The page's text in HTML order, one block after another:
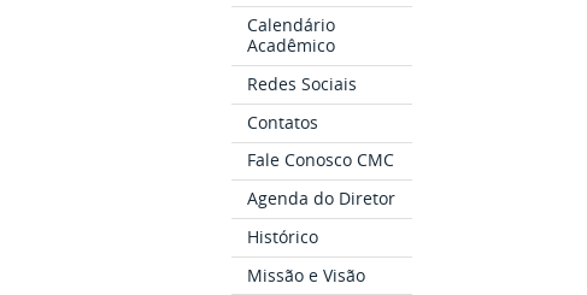
Calendário
Acadêmico
Redes Sociais
Contatos
Fale Conosco CMC
Agenda do Diretor
Histórico
Missão e Visão